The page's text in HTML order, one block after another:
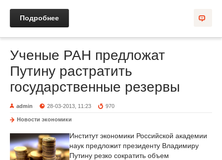
Подробнее
Ученые РАН предложат
Путину растратить
государственные резервы
admin 28-03-2013, 11:23 970
Новости экономики
Институт экономики Российской академии
наук предложит президенту Владимиру
Путину резко сократить объем